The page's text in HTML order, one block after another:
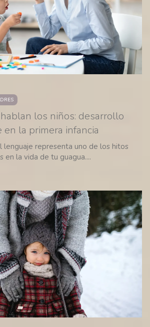
los niños: desarrollo
la primera infancia
lenguaje representa uno de los hitos
en la vida de tu guagua....